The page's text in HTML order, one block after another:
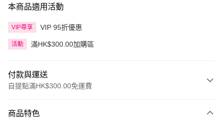
本商品適用活動
VIP尊享 VIP 95折優惠
活動 滿HK$300.00加購區
付款與運送
自提點滿HK$300.00免運費
信用卡
商品特色